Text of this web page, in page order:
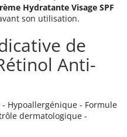
Hydratante Visage SPF
son utilisation.
de
Anti-
Hypoallergénique - Formule
dermatologique -